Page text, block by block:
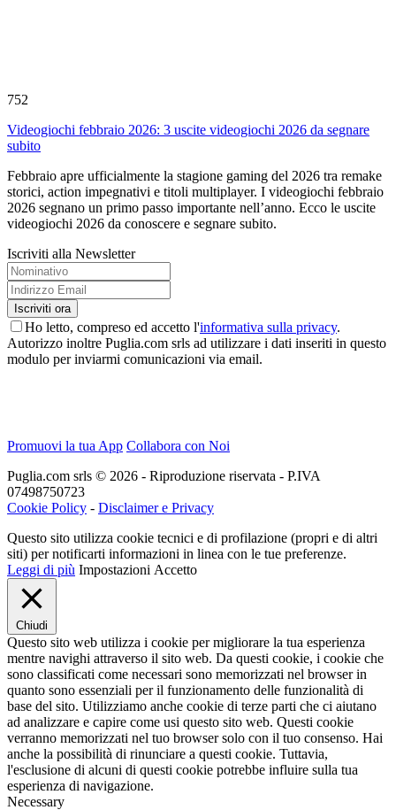
752
Videogiochi febbraio 2026: 3 uscite videogiochi 2026 da segnare
subito
Febbraio apre ufficialmente la stagione gaming del 2026 tra remake
storici, action impegnativi e titoli multiplayer. I videogiochi febbraio
2026 segnano un primo passo importante nell’anno. Ecco le uscite
videogiochi 2026 da conoscere e segnare subito.
Iscriviti alla Newsletter
Ho letto, compreso ed accetto l'informativa sulla privacy.
Autorizzo inoltre Puglia.com srls ad utilizzare i dati inseriti in questo
modulo per inviarmi comunicazioni via email.
Promuovi la tua App Collabora con Noi
Puglia.com srls © 2026 - Riproduzione riservata - P.IVA
07498750723
Cookie Policy - Disclaimer e Privacy
Questo sito utilizza cookie tecnici e di profilazione (propri e di altri
siti) per notificarti informazioni in linea con le tue preferenze.
Leggi di più Impostazioni Accetto
Chiudi
Questo sito web utilizza i cookie per migliorare la tua esperienza
mentre navighi attraverso il sito web. Da questi cookie, i cookie che
sono classificati come necessari sono memorizzati nel browser in
quanto sono essenziali per il funzionamento delle funzionalità di
base del sito. Utilizziamo anche cookie di terze parti che ci aiutano
ad analizzare e capire come usi questo sito web. Questi cookie
verranno memorizzati nel tuo browser solo con il tuo consenso. Hai
anche la possibilità di rinunciare a questi cookie. Tuttavia,
l'esclusione di alcuni di questi cookie potrebbe influire sulla tua
esperienza di navigazione.
Necessary